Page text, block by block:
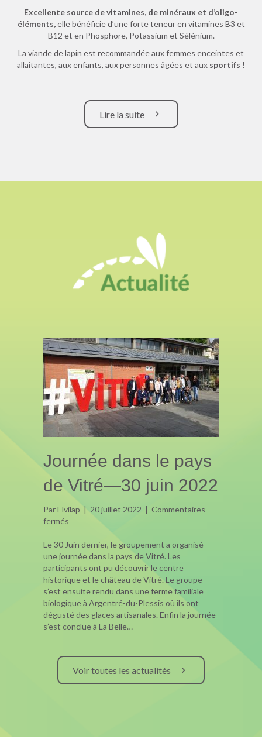
Excellente source de vitamines, de minéraux et d’oligo-
éléments,elle bénéficie d’une forte teneur en vitamines B3 et
B12 et en Phosphore, Potassium et Sélénium.
La viande de lapin est recommandée aux femmes enceintes et
allaitantes, aux enfants, aux personnes âgées et aux sportifs !
Lire la suite
Journée dans le pays
de Vitré—30 juin 2022
ParElvilap | 20 juillet 2022 | Commentaires
fermés
dans
le
pays
de
Vitré
—
30
juin
Le 30 Juin dernier, le groupement a organisé
une journée dans la pays de Vitré. Les
participants ont pu découvrir le centre
historique et le château de Vitré. Le groupe
s’est ensuite rendu dans une ferme familiale
biologique à Argentré-du-Plessis où ils ont
dégusté des glaces artisanales. Enfin la journée
s’est conclue à La Belle…
Voir toutes les actualités